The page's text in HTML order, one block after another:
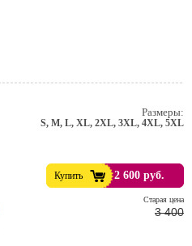
Размеры:
S, M, L, XL, 2XL, 3XL, 4XL, 5XL
Купить 2 600 руб.
Cтарая цена
3 400